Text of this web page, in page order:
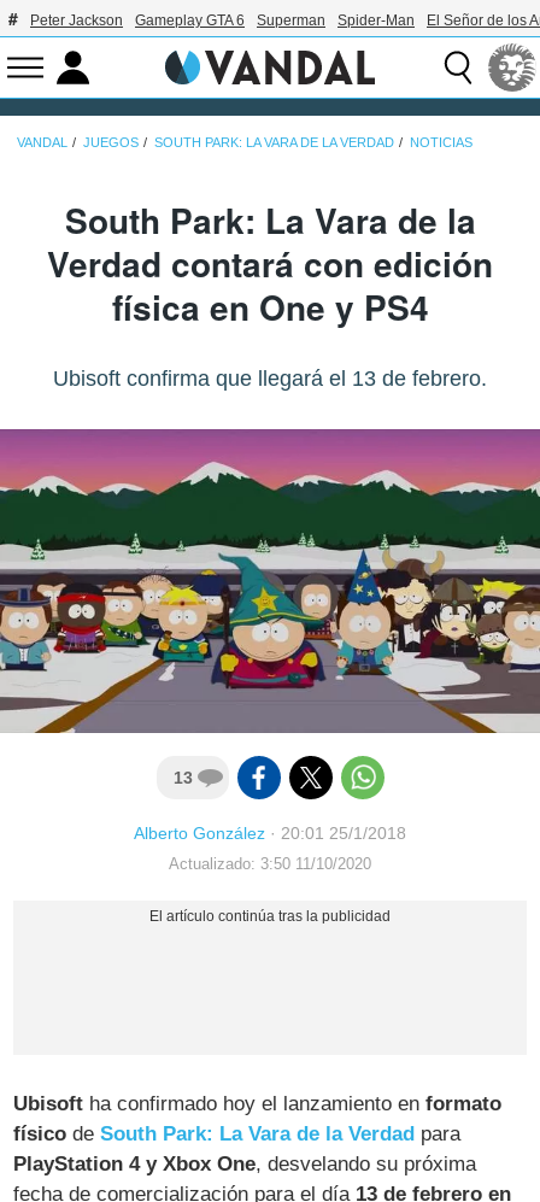
Peter Jackson Gameplay GTA 6 Superman Spider-Man El Señor de los
VANDAL JUEGOS SOUTH PARK: LA VARA DE LA VERDAD NOTICIAS
South Park: La Vara de la
Verdad contará con edición
física en One y PS4
Ubisoft confirma que llegará el 13 de febrero.
13
Alberto González · 20:01 25/1/2018
Actualizado: 3:50 11/10/2020
Ubisoft ha confirmado hoy el lanzamiento enformato
físico deSouth Park: La Vara de la Verdad para
PlayStation 4 y Xbox One, desvelando su próxima
fecha de comercialización para el día 13 de febrero en